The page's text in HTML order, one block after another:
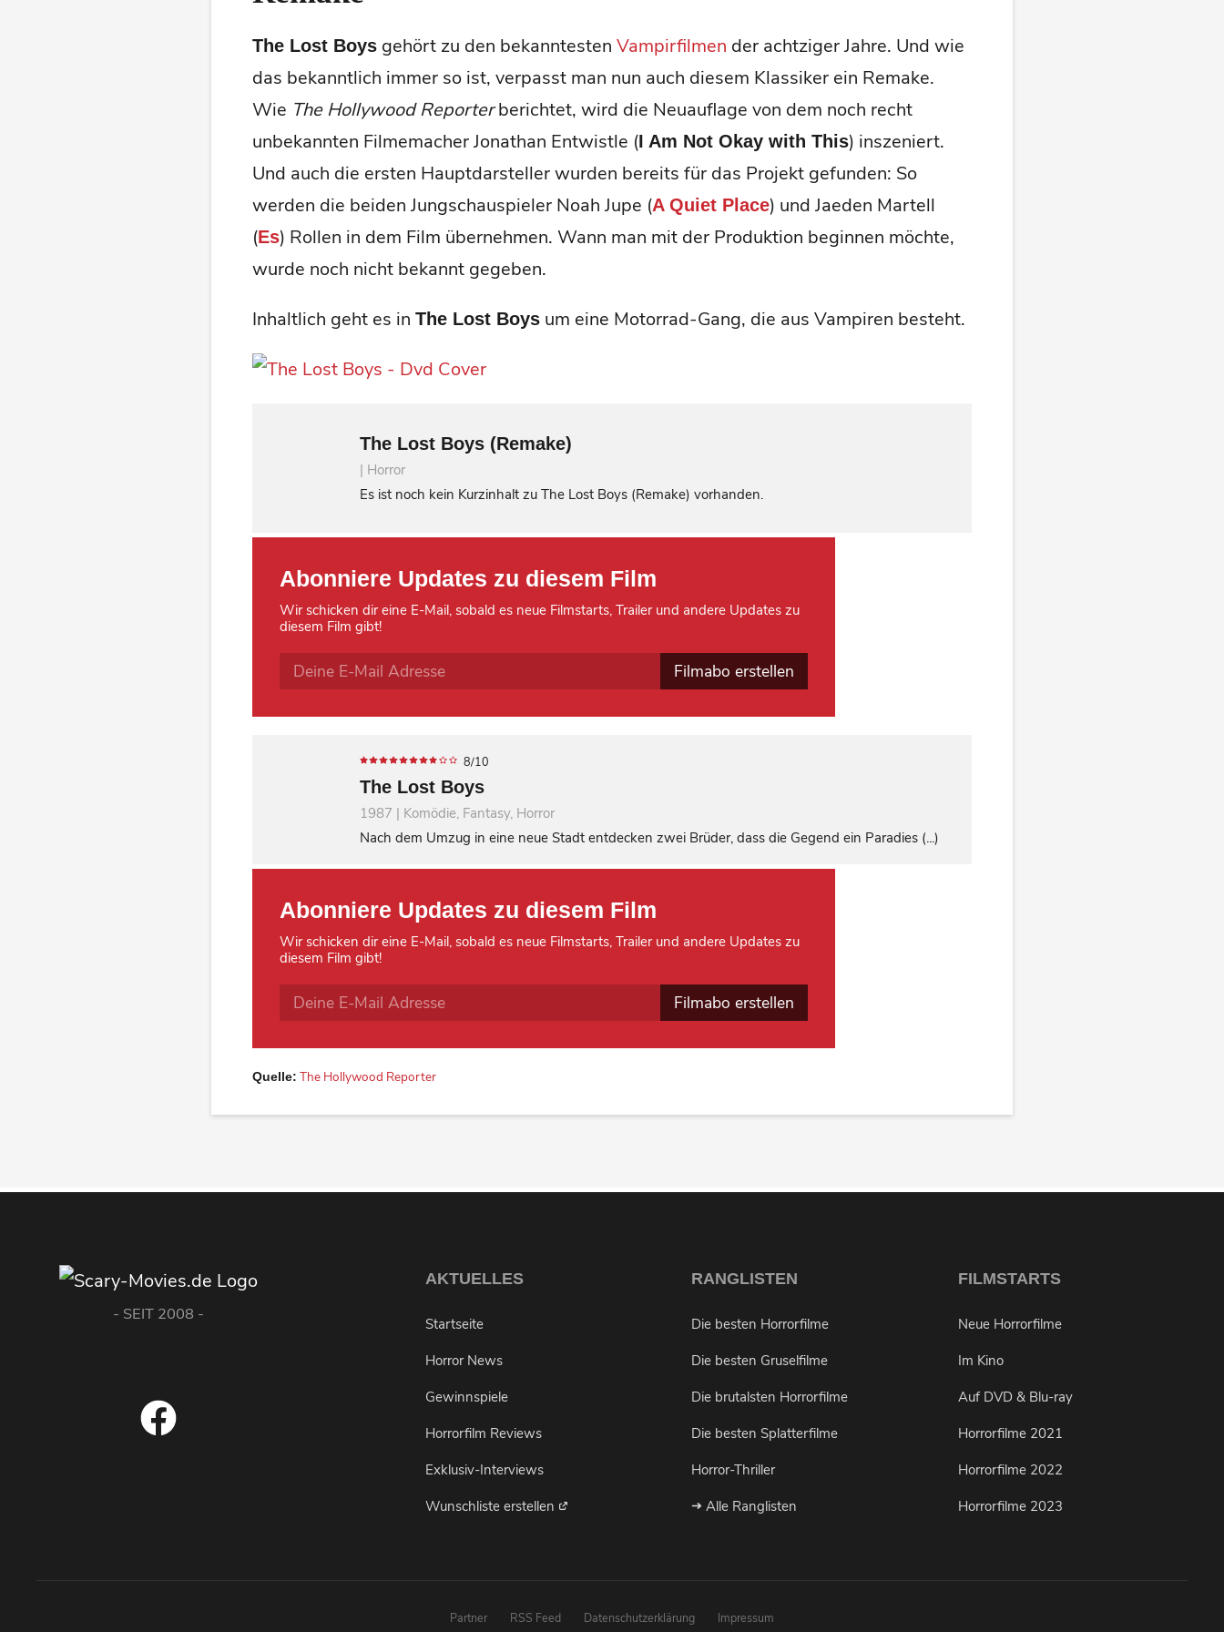
The Lost Boys gehört zu den bekanntesten Vampirfilmen der achtziger Jahre. Und wie
das bekanntlich immer so ist, verpasst man nun auch diesem Klassiker ein Remake.
Wie The Hollywood Reporterberichtet, wird die Neuauflage von dem noch recht
unbekannten Filmemacher Jonathan Entwistle (I Am Not Okay with This) inszeniert.
Und auch die ersten Hauptdarsteller wurden bereits für das Projekt gefunden: So
werden die beiden Jungschauspieler Noah Jupe (A Quiet Place) und Jaeden Martell
(Es) Rollen in dem Film übernehmen. Wann man mit der Produktion beginnen möchte,
wurde noch nicht bekannt gegeben.
Inhaltlich geht es in The Lost Boys um eine Motorrad-Gang, die aus Vampiren besteht.
The Lost Boys (Remake)
| Horror
Es ist noch kein Kurzinhalt zu The Lost Boys (Remake) vorhanden.
Abonniere Updates zu diesem Film
Wir schicken dir eine E-Mail, sobald es neue Filmstarts, Trailer und andere Updates zu
diesem Film gibt!
Filmabo erstellen
8/10
The Lost Boys
1987 | Komödie, Fantasy, Horror
Nach dem Umzug in eine neue Stadt entdecken zwei Brüder, dass die Gegend ein Paradies (...)
Abonniere Updates zu diesem Film
Wir schicken dir eine E-Mail, sobald es neue Filmstarts, Trailer und andere Updates zu
diesem Film gibt!
Filmabo erstellen
Quelle: The Hollywood Reporter
- SEIT 2008 -
AKTUELLES
Startseite
Horror News
Gewinnspiele
Horrorfilm Reviews
Exklusiv-Interviews
Wunschliste erstellen
RANGLISTEN
Die besten Horrorfilme
Die besten Gruselfilme
Die brutalsten Horrorfilme
Die besten Splatterfilme
Horror-Thriller
Alle Ranglisten
FILMSTARTS
Neue Horrorfilme
Im Kino
Auf DVD & Blu-ray
Horrorfilme 2021
Horrorfilme 2022
Horrorfilme 2023
Partner RSS Feed Datenschutzerklärung Impressum
von uns benachrichtigt werden?